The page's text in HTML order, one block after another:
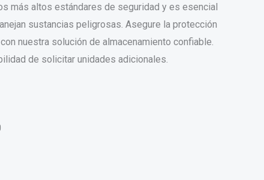
más altos estándares de seguridad y es esencial
sustancias peligrosas. Asegure la protección
nuestra solución de almacenamiento confiable.
de solicitar unidades adicionales.